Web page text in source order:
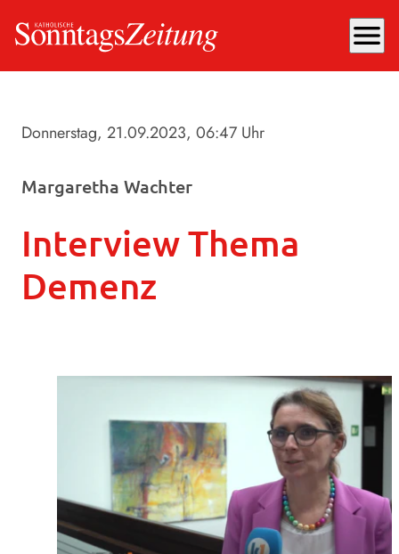
menu
Donnerstag, 21.09.2023, 06:47 Uhr
Margaretha Wachter
Interview Thema
Demenz